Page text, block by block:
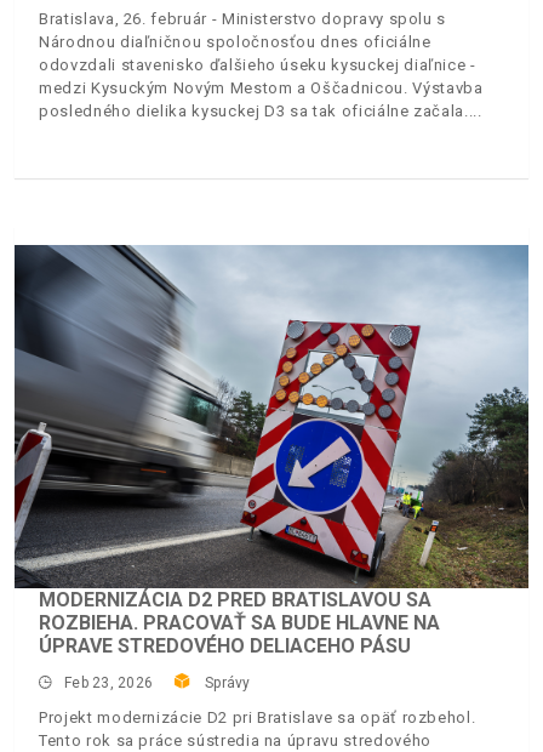
Bratislava, 26. február - Ministerstvo dopravy spolu s
Národnou diaľničnou spoločnosťou dnes oficiálne
odovzdali stavenisko ďalšieho úseku kysuckej diaľnice -
medzi Kysuckým Novým Mestom a Oščadnicou. Výstavba
posledného dielika kysuckej D3 sa tak oficiálne začala.
MODERNIZÁCIA D2 PRED BRATISLAVOU SA
ROZBIEHA. PRACOVAŤ SA BUDE HLAVNE NA
ÚPRAVE STREDOVÉHO DELIACEHO PÁSU
Feb 23, 2026 Správy
Projekt modernizácie D2 pri Bratislave sa opäť rozbehol.
Tento rok sa práce sústredia na úpravu stredového